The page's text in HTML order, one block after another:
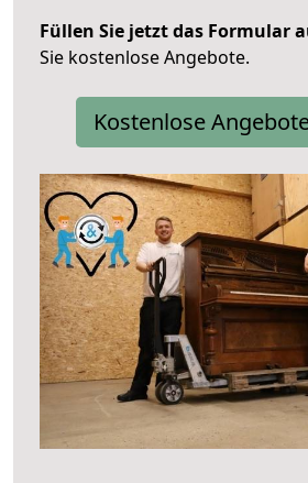
Füllen Sie jetzt das Formular
Sie kostenlose Angebote.
Kostenlose